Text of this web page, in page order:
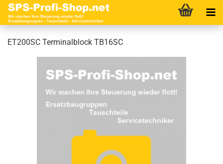
ET200SC Terminalblock TB16SC